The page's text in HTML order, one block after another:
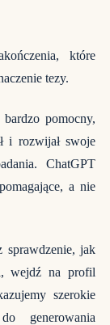
które
tezy.
pomocny,
i rozwijał swoje
ChatGPT
a nie
sprawdzenie, jak
wejdź na profil
szerokie
generowania